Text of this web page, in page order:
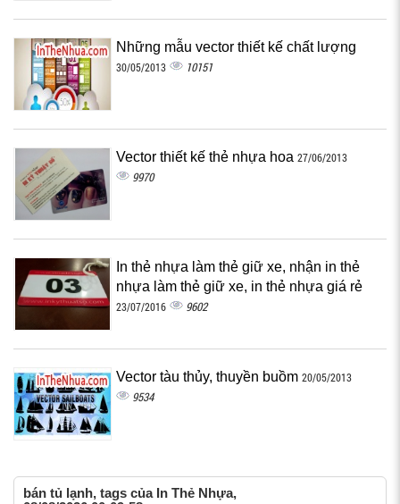
Những mẫu vector thiết kế chất lượng
30/05/2013 10151
Vector thiết kế thẻ nhựa hoa 27/06/2013
9970
In thẻ nhựa làm thẻ giữ xe, nhận in thẻ
nhựa làm thẻ giữ xe, in thẻ nhựa giá rẻ
23/07/2016 9602
Vector tàu thủy, thuyền buồm 20/05/2013
9534
bán tủ lạnh, tags của In Thẻ Nhựa,